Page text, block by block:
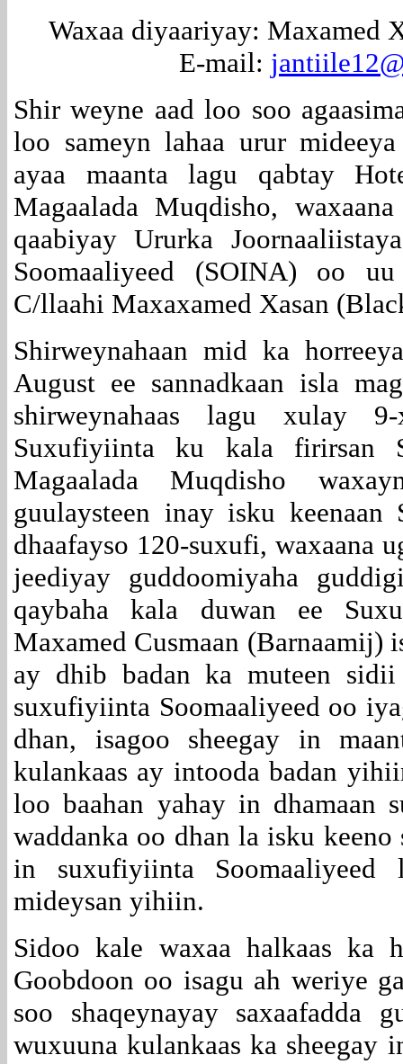
Waxaa diyaariyay: Maxamed
E-mail:
Shir weyne aad loo soo
loo sameyn lahaa urur
ayaa maanta lagu qabtay
Magaalada Muqdisho,
qaabiyay Ururka
Soomaaliyeed (SOINA) oo
C/llaahi Maxaxamed Xasan
Shirweynahaan mid ka
August ee sannadkaan isla
shirweynahaas lagu xulay
Suxufiyiinta ku kala firirsan
Magaalada Muqdisho
guulaysteen inay isku
dhaafayso 120-suxufi, waxaana
jeediyay guddoomiyaha
qaybaha kala duwan ee
Maxamed Cusmaan (Barnaamij)
ay dhib badan ka muteen
suxufiyiinta Soomaaliyeed oo
dhan, isagoo sheegay in
kulankaas ay intooda badan
loo baahan yahay in dhamaan
waddanka oo dhan la isku
in suxufiyiinta
mideysan yihiin.
Sidoo kale waxaa halkaas ka
Goobdoon oo isagu ah weriye
soo shaqeynayay saxaafadda
wuxuuna kulankaas ka sheegay